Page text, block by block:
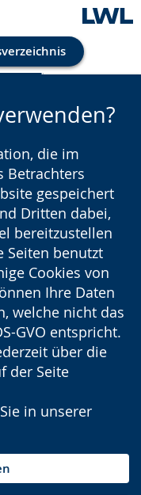
die im
Betrachters
gespeichert
Dritten dabei,
bereitzustellen
Seiten benutzt
Cookies von
Ihre Daten
welche nicht das
GVO entspricht.
über die
der Seite
in unserer